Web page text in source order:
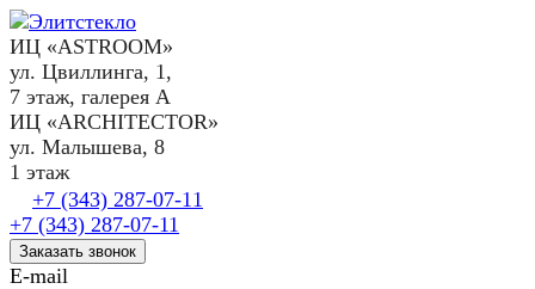
ИЦ «ASTROOM»
ул. Цвиллинга, 1,
7 этаж, галерея А
ИЦ «ARCHITECTOR»
ул. Малышева, 8
1 этаж
+7 (343) 287-07-11
+7 (343) 287-07-11
Заказать звонок
E-mail